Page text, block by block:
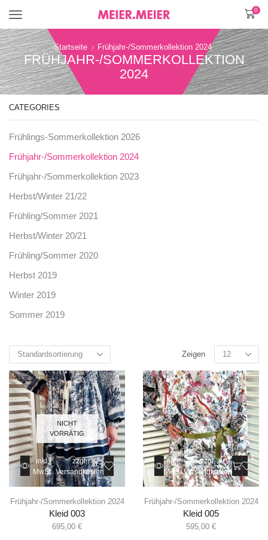
0
Menü
Startseite Frühjahr-/Sommerkollektion 2024
FRÜHJAHR-/SOMMERKOLLEKTION
2024
Zeigen
NICHT
VORRÄTIG
inkl.
MwSt.
zzgl.
Versandkosten
Frühjahr-/Sommerkollektion 2024
Kleid 003
695,00 €
inkl.
MwSt.
zzgl.
Versandkosten
Frühjahr-/Sommerkollektion 2024
Kleid 005
595,00 €
CATEGORIES
Frühlings-Sommerkollektion 2026
Frühjahr-/Sommerkollektion 2024
Frühjahr-/Sommerkollektion 2023
Herbst/Winter 21/22
Frühling/Sommer 2021
Herbst/Winter 20/21
Frühling/Sommer 2020
Herbst 2019
Winter 2019
Sommer 2019